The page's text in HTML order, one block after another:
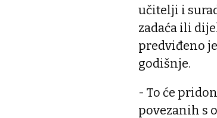
učitelji i
zadaća ili
predviđeno
godišnje.
- To će
povezanih s